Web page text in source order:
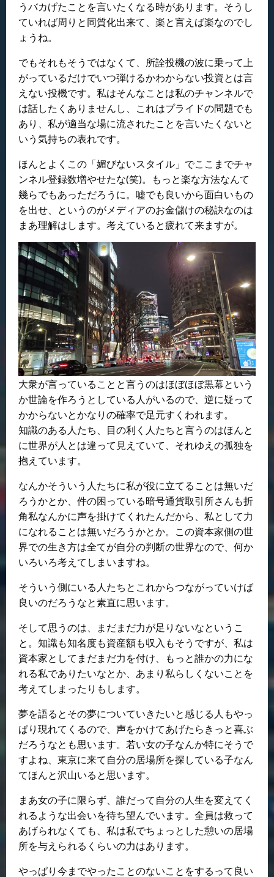
うバカげたことを言いたくなる時があります。そうし
ていれば周りと同質化出来て、楽と言えば楽なのでし
ょうね。
でもそれもそうではなくて、所詮投機の波に乗って上
がっているだけでいつ弾けるかわからない投資とは言
えない投機です。私はそんなことは私のチャンネルで
は話したくありませんし、これはプライドの問題でも
あり、私が適当な場に流されたことを言いたくないと
いう気持ちの表れです。
ほんとよくこの「媚びないスタイル」でここまでチャ
ンネル登録数増やせたな(笑)。もっと楽な方法なんて
幾らでもあっただろうに。嘘でも良いから面白いもの
を出せ、というのがメディアのお金儲けの秘訣なのは
まあ理解はします。考えていると疲れて来ますが。
大衆が言っていることと言うのはほぼほぼ黒幕という
か世論を作ろうとしている人がいるので、逆に疑って
かからないとかなりの確率で足元すくわれます。
知識のある人たち、目の利く人たちと言うのはほんと
に世界が人とは違って見えていて、それゆえの孤独を
抱えています。
なんかそういう人たちに私が役に立てることは無いだ
ろうかとか、件の困っている暗号通貨取引所さんも折
角私なんかに声を掛けてくれたんだから、私として力
になれることは無いだろうかとか。この資本家側の世
界での生き方は全てが自分の判断の世界なので、何か
いろいろ考えてしまいますね。
そういう側にいる人たちとこれからつながっていけば
良いのだろうなと素直に思います。
そして思うのは、まだまだ力が足りないなというこ
と。知識も知名度も資産額も収入もそうですが、私は
資本家としてまだまだ力を付け、もっと誰かの力にな
れる私でありたいなとか、あまり私らしくないことを
考えてしまったりもします。
夢を語るとその夢についていきたいと感じる人もやっ
ぱり現れてくるので、声をかけてあげたらきっと喜ぶ
だろうなとも思います。若い女の子なんか特にそうで
すよね、東京に来て自分の居場所を探している子なん
てほんと沢山いると思います。
まあ女の子に限らず、誰だって自分の人生を変えてく
れるような出会いを待ち望んでいます。全員は救って
あげられなくても、私は私でちょっとした憩いの居場
所を与えられるくらいの力はあります。
やっぱり今までやったことのないことをするって良い